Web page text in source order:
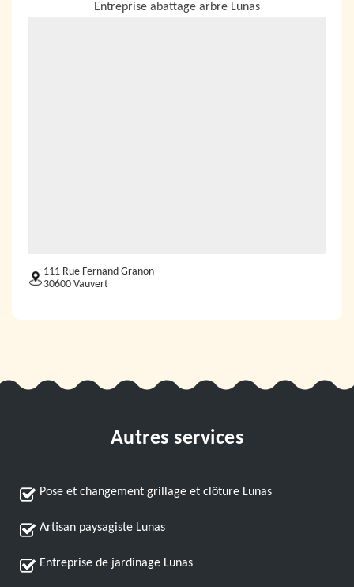
Entreprise abattage arbre Lunas
111 Rue Fernand Granon
30600 Vauvert
Autres services
Pose et changement grillage et clôture Lunas
Artisan paysagiste Lunas
Entreprise de jardinage Lunas